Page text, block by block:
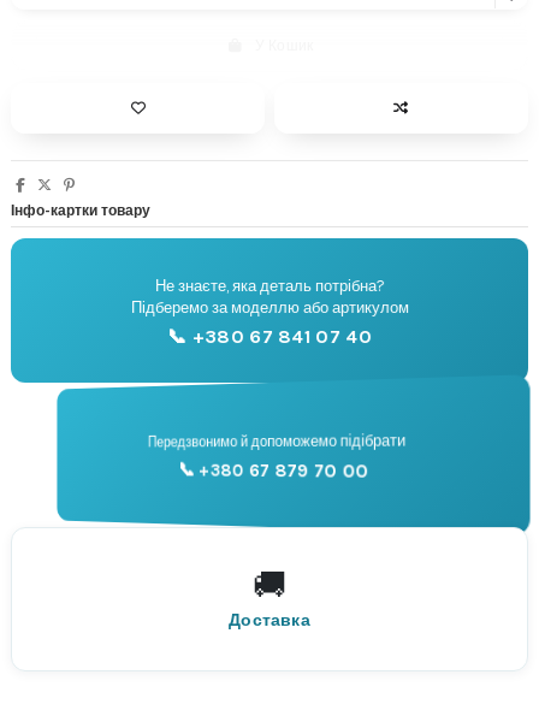
Інфо-картки товару
🔧
Підбір запчастин
Не знаєте, яка деталь потрібна?
Підберемо за моделлю або артикулом
📞 +380 67 841 07 40
📞
Консультація
Передзвонимо й допоможемо підібрати
📞 +380 67 879 70 00
🚚
Доставка
По всій Україні
Нова Пошта